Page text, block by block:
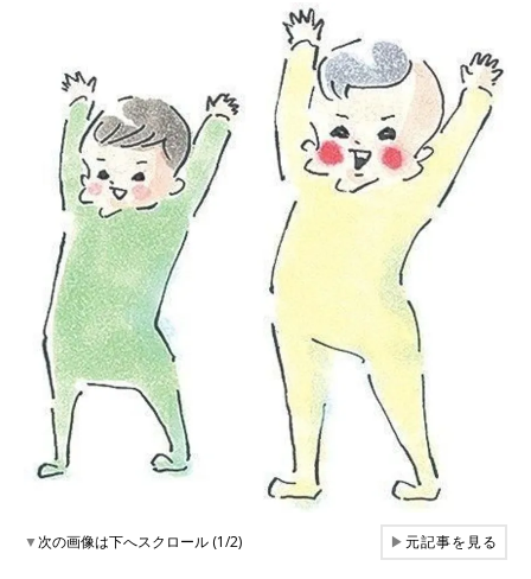
▼次の画像は下へスクロール (1/2) ▶元記事を見る